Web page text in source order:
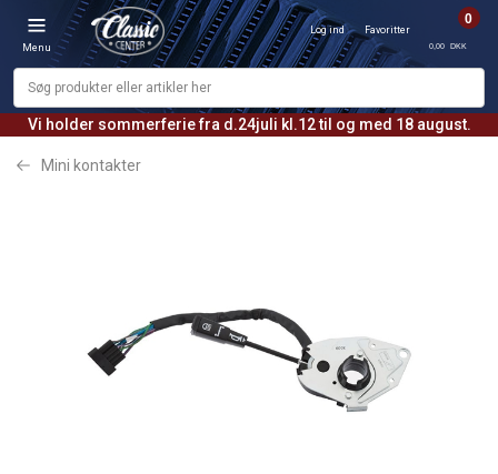
Vi holder sommerferie fra d.24juli kl.12 til og med 18 august.
Menu
Log ind Favoritter
0
0,00 DKK
Mini kontakter